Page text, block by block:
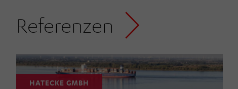
Referenzen
HATECKE GMBH